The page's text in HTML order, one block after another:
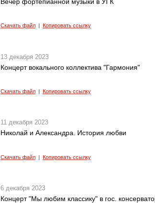
Скачать файл| Копировать ссылку
13 декабря 2023
Концерт вокального коллектива "Гармония"
Скачать файл| Копировать ссылку
11 декабря 2023
Николай и Александра. История любви
Скачать файл| Копировать ссылку
6 декабря 2023
Концерт "Мы любим классику" в гос.